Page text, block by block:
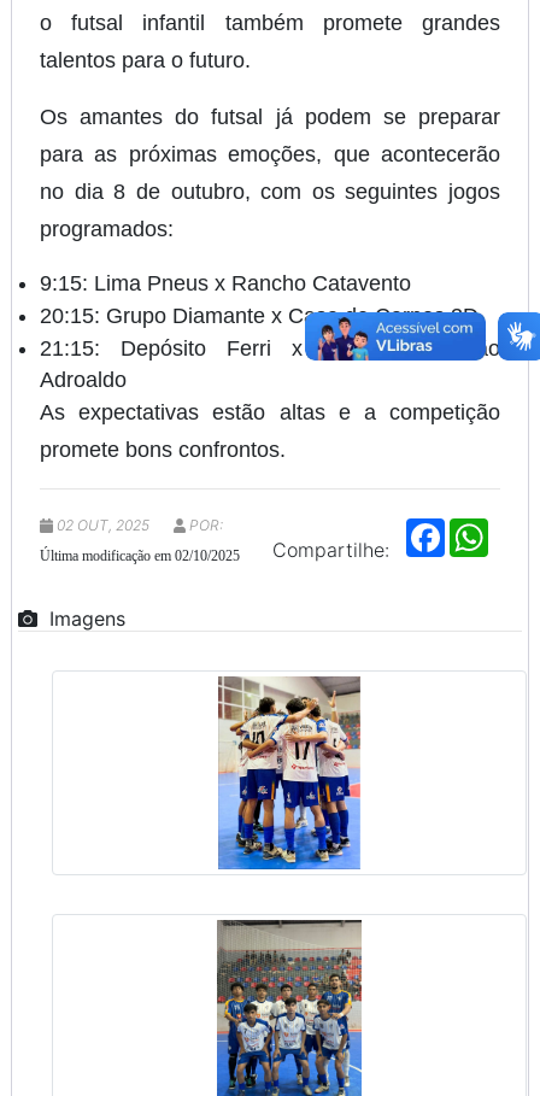
o futsal infantil também promete grandes
talentos para o futuro.
Os amantes do futsal já podem se preparar
para as próximas emoções, que acontecerão
no dia 8 de outubro, com os seguintes jogos
programados:
9:15: Lima Pneus x Rancho Catavento
20:15: Grupo Diamante x Casa de Carnes 3D
21:15: Depósito Ferri x Laboratório João
Adroaldo
As expectativas estão altas e a competição
promete bons confrontos.
Compartilhe:
F
a
o
A
02 OUT, 2025 POR:
Última modificação em 02/10/2025
Imagens